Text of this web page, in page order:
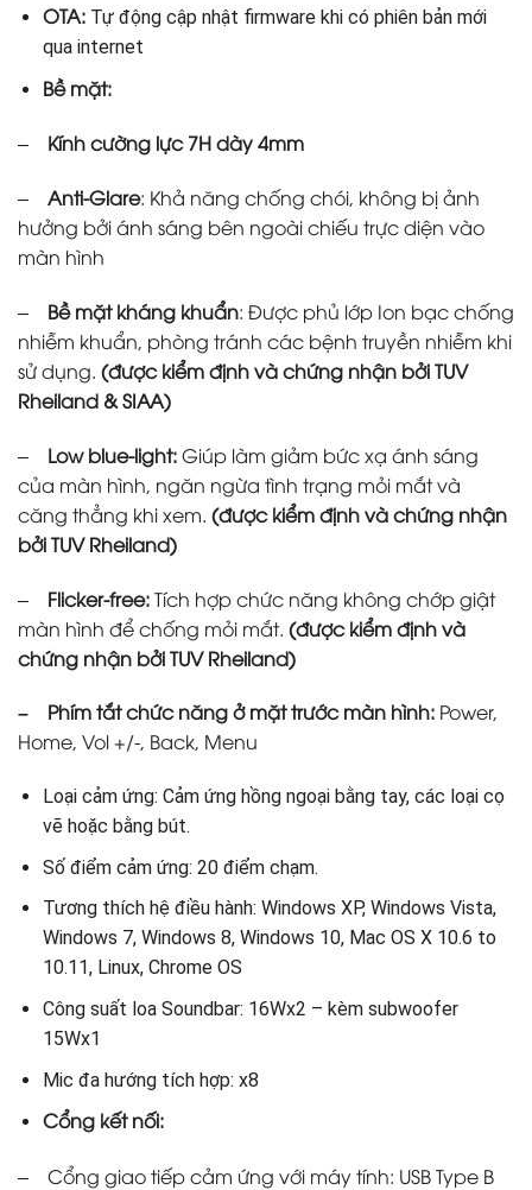
OTA:Tự động cập nhật firmware khi có phiên bản mới
qua internet
Bề mặt:
– Kính cường lực 7H dày 4mm
– Anti-Glare: Khả năng chống chói, không bị ảnh
hưởng bởi ánh sáng bên ngoài chiếu trực diện vào
màn hình
– Bề mặt kháng khuẩn: Được phủ lớp Ion bạc chống
nhiễm khuẩn, phòng tránh các bệnh truyền nhiễm khi
sử dụng. (được kiểm định và chứng nhận bởi TUV
Rheiland & SIAA)
– Low blue-light:Giúp làm giảm bức xạ ánh sáng
của màn hình, ngăn ngừa tình trạng mỏi mắt và
căng thẳng khi xem. (được kiểm định và chứng nhận
bởi TUV Rheiland)
– Flicker-free:Tích hợp chức năng không chớp giật
màn hình để chống mỏi mắt. (được kiểm định và
chứng nhận bởi TUV Rheiland)
– Phím tắt chức năng ở mặt trước màn hình: Power,
Home, Vol +/-, Back, Menu
Loại cảm ứng: Cảm ứng hồng ngoại bằng tay, các loại cọ
vẽ hoặc bằng bút.
Số điểm cảm ứng: 20 điểm chạm.
Tương thích hệ điều hành: Windows XP, Windows Vista,
Windows 7, Windows 8, Windows 10, Mac OS X 10.6 to
10.11, Linux, Chrome OS
Công suất loa Soundbar: 16Wx2 – kèm subwoofer
15Wx1
Mic đa hướng tích hợp: x8
Cổng kết nối:
– Cổng giao tiếp cảm ứng với máy tính: USB Type B